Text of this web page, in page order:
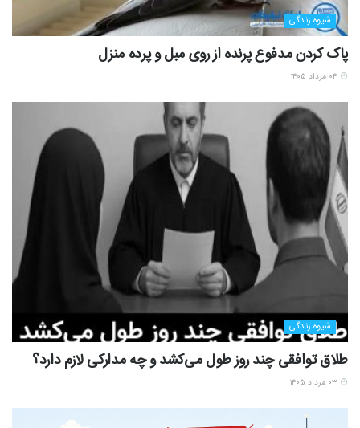
شیوه زندگی
پاک کردن مدفوع پرنده از روی مبل و پرده منزل
شیوه زندگی
طلاق توافقی چند روز طول می‌کشد و چه مدارکی لازم دارد؟